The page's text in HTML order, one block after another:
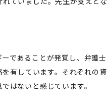
であることが発覚し、弁護士
有しています。それぞれの資
はないと感じています。